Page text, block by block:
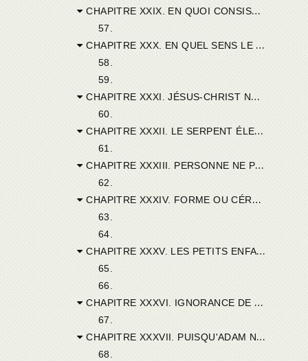
CHAPITRE XXIX. EN QUOI CONSISTE LE BIEN DU MARIAGE. QUATRE USAGES DIFFÉRENTS DU BIEN ET DU MAL.
57.
CHAPITRE XXX. EN QUEL SENS LE BAPTÊME EST NÉCESSAIRE D'APRÈS LES PÉLAGIENS.
58.
59.
CHAPITRE XXXI. JÉSUS-CHRIST NOTRE CHEF ET NOTRE CORPS. — A CAUSE DE L'UNITÉ DE SA PERSONNE, IL DEMEURAIT AU CIEL, ET MARCHAIT SUR LA TERRE. — EN QUEL SENS JÉSUS-CHRIST MONTE AU CIEL : LA TÊTE ET LE CORPS NE FONT QU'UN JÉSUS-CHRIST.
60.
CHAPITRE XXXII. LE SERPENT ÉLEVÉ DANS LE DÉSERTA FIGURÉ JÉSUS-CHRIST SUSPENDU SUR LA CROIX. LES PETITS ENFANTS EUX-MÉMES SONT EMPOISONNÉS PAR LA MORSURE DU SERPENT INFERNAL.
61.
CHAPITRE XXXIII. PERSONNE NE PEUT ÊTRE RÉCONCILIÉ AVEC DIEU QUE PAR JÉSUS-CHRIST.
62.
CHAPITRE XXXIV. FORME OU CÉRÉMONIES DU BAPTÊME. — EXORCISME. — DOUBLE ERREUR AU SUJET DES PETITS ENFANTS.
63.
64.
CHAPITRE XXXV. LES PETITS ENFANTS N'ONT POINT DE PÉCHÉS ATTRIBUABLES A LEUR VIE PROPRE.
65.
66.
CHAPITRE XXXVI. IGNORANCE DE LA PREMIÈRE ENFANCE; CAUSE DE CE FAIT.
67.
CHAPITRE XXXVII. PUISQU'ADAM N'A PAS ÉTÉ CRÉÉ TEL QUE NOUS SOMMES EN NAISSANT, POURQUOI JÉSUS-CHRIST, BIEN QU'EXEMPT DE PÉCHÉ, EST-IL NÉ DANS L'ÉTAT D'ENFANCE ET DE FAIBLESSE?
68.